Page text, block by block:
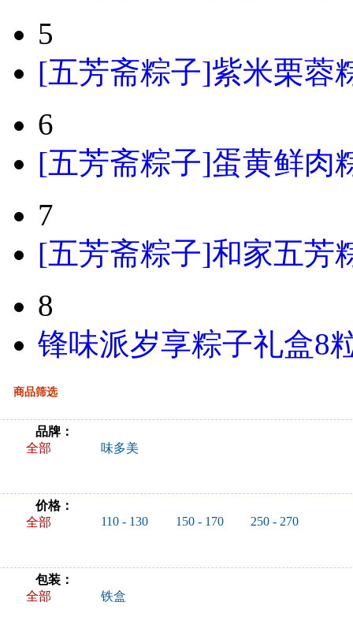
5
[五芳斋粽子]紫米栗蓉
6
[五芳斋粽子]蛋黄鲜肉
7
[五芳斋粽子]和家五芳
8
锋味派岁享粽子礼盒8
商品筛选
品牌：
全部
味多美
价格：
全部
110 - 130 150 - 170 250 - 270
包装：
全部
铁盒